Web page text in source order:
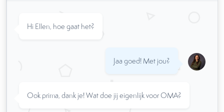
Hi Ellen, hoe gaat het?
Jaa goed! Met jou?
Ook prima, dank je! Wat doe jij eigenlijk voor OMA?